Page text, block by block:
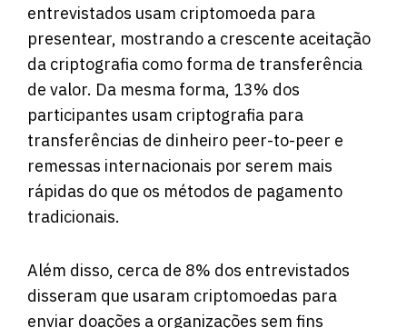
entrevistados usam criptomoeda para
presentear, mostrando a crescente aceitação
da criptografia como forma de transferência
de valor. Da mesma forma, 13% dos
participantes usam criptografia para
transferências de dinheiro peer-to-peer e
remessas internacionais por serem mais
rápidas do que os métodos de pagamento
tradicionais.
Além disso, cerca de 8% dos entrevistados
disseram que usaram criptomoedas para
enviar doações a organizações sem fins